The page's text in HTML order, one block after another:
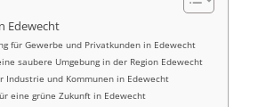
Edewecht
für Gewerbe und Privatkunden in Edewecht
saubere Umgebung in der Region Edewecht
Industrie und Kommunen in Edewecht
eine grüne Zukunft in Edewecht